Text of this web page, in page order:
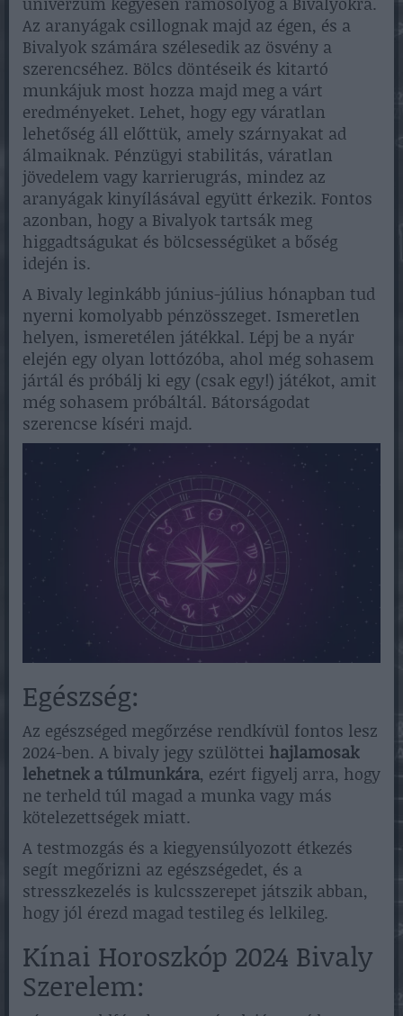
Az aranyágak csillognak majd az égen, és a
Bivalyok számára szélesedik az ösvény a
szerencséhez. Bölcs döntéseik és kitartó
munkájuk most hozza majd meg a várt
eredményeket. Lehet, hogy egy váratlan
lehetőség áll előttük, amely szárnyakat ad
álmaiknak. Pénzügyi stabilitás, váratlan
jövedelem vagy karrierugrás, mindez az
aranyágak kinyílásával együtt érkezik. Fontos
azonban, hogy a Bivalyok tartsák meg
higgadtságukat és bölcsességüket a bőség
idején is.
A Bivaly leginkább június-július hónapban tud
nyerni komolyabb pénzösszeget. Ismeretlen
helyen, ismeretélen játékkal. Lépj be a nyár
elején egy olyan lottózóba, ahol még sohasem
jártál és próbálj ki egy (csak egy!) játékot, amit
még sohasem próbáltál. Bátorságodat
szerencse kíséri majd.
Egészség:
Az egészséged megőrzése rendkívül fontos lesz
2024-ben. A bivaly jegy szülöttei hajlamosak
lehetnek a túlmunkára, ezért figyelj arra, hogy
ne terheld túl magad a munka vagy más
kötelezettségek miatt.
A testmozgás és a kiegyensúlyozott étkezés
segít megőrizni az egészségedet, és a
stresszkezelés is kulcsszerepet játszik abban,
hogy jól érezd magad testileg és lelkileg.
Kínai Horoszkóp 2024 Bivaly
Szerelem: